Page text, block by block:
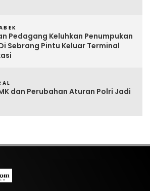
Pedagang Keluhkan Penumpukan
Sebrang Pintu Keluar Terminal
dan Perubahan Aturan Polri Jadi